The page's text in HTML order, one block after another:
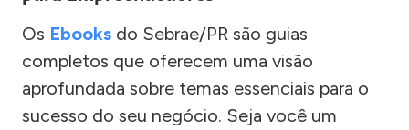
Os Ebooks do Sebrae/PR são guias
completos que oferecem uma visão
aprofundada sobre temas essenciais para o
sucesso do seu negócio. Seja você um